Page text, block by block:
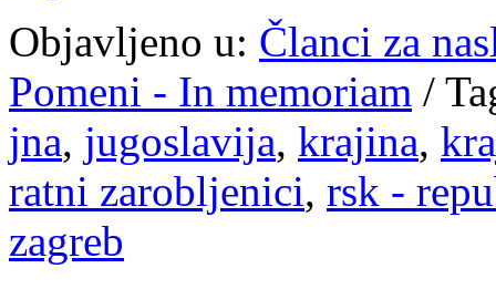
Objavljeno u: Članci za
Pomeni - In memoriam /
jna, jugoslavija, krajina,
ratni zarobljenici, rsk -
zagreb